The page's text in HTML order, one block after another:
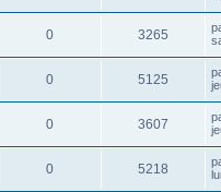
0 3265
0 5125
0 3607
0 5218